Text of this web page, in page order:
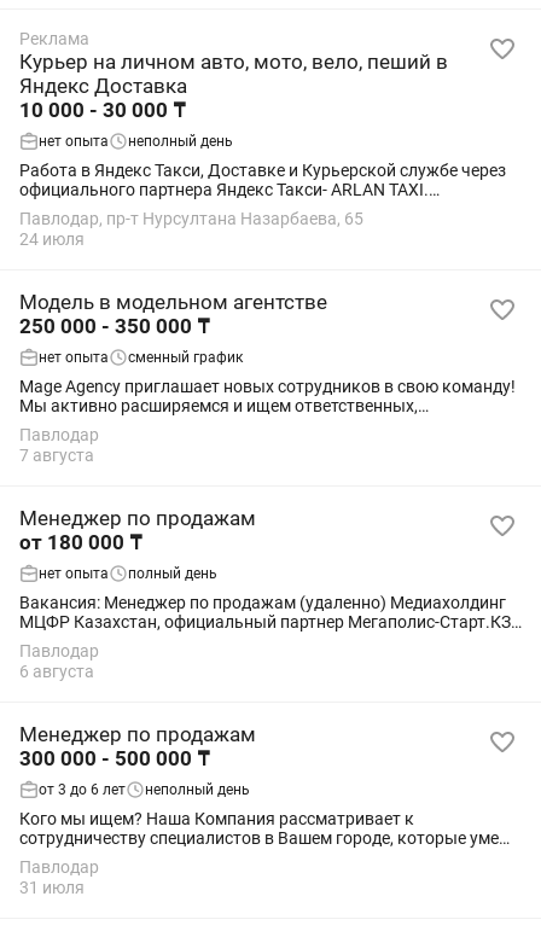
Реклама
Курьер на личном авто, мото, вело, пеший в
Яндекс Доставка
10 000 - 30 000 ₸
нет опыта неполный день
Работа в Яндекс Такси, Доставке и Курьерской службе через
официального партнера Яндекс Такси- ARLAN TAXI.
Подключение онлайн за 5 минут — без визита в офис. Работа
сразу после...
Павлодар, пр-т Нурсултана Назарбаева, 65
24 июля
Модель в модельном агентстве
250 000 - 350 000 ₸
нет опыта сменный график
Mage Agency приглашает новых сотрудников в свою команду!
Мы активно расширяемся и ищем ответственных,
коммуникабельных и амбициозных людей для удалённой
работы в сфере создания контента и...
Павлодар
7 августа
Менеджер по продажам
от 180 000 ₸
нет опыта полный день
Вакансия: Менеджер по продажам (удаленно) Медиахолдинг
МЦФР Казахстан, официальный партнер Мегаполис‐Старт.КЗ,
приглашает в команду менеджера по продажам в связи с
Павлодар
6 августа
Менеджер по продажам
300 000 - 500 000 ₸
от 3 до 6 лет неполный день
Кого мы ищем? Наша Компания рассматривает к
сотрудничеству специалистов в Вашем городе, которые умеют
продавать, работать с клиентами и доводить сделки до
результата. Сфера деятельности...
Павлодар
31 июля